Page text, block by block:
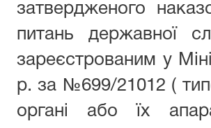
затвердженого
питань державної
зареєстрованим у
р. за №699/21012 (
органі або їх